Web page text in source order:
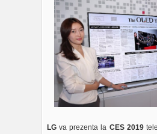
LG va prezenta la CES 2019